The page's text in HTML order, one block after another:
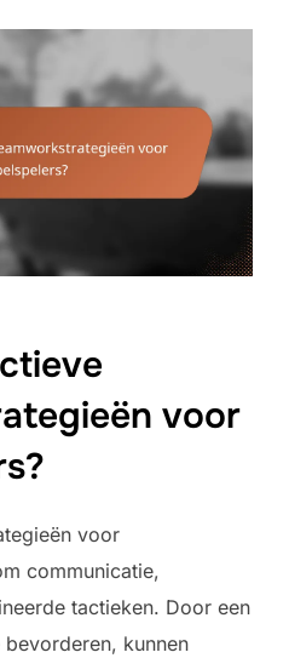
voor
voor
communicatie,
tactieken. Door een
kunnen